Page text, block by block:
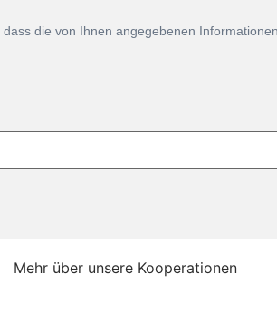
die von Ihnen angegebenen
Mehr über unsere Kooperationen